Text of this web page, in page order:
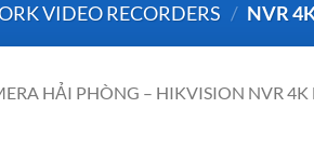
VIDEO RECORDERS / NVR
HẢI PHÒNG – HIKVISION NVR 4K